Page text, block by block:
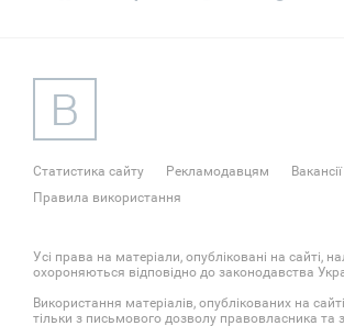
Статистика сайту Рекламодавцям Вакансії
Правила використання
Усі права на матеріали, опубліковані на сайті,
охороняються відповідно до законодавства
Використання матеріалів, опублікованих на
тільки з письмового дозволу правовласника та